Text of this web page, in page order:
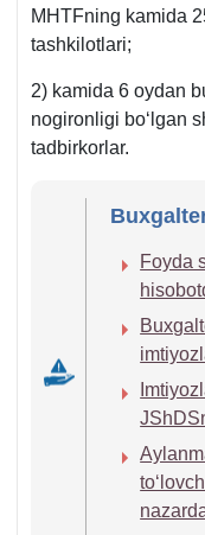
MHTFning kamida
tashkilotlari;
2) kamida 6 oydan
nogironligi boʻlgan
tadbirkorlar.
Foyda